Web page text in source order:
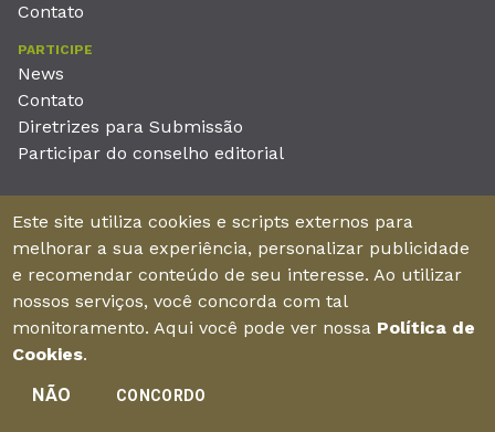
Contato
PARTICIPE
News
Contato
Diretrizes para Submissão
Participar do conselho editorial
Unieducar Inteligência Educacional Ltda
CNPJ: 05.569.970/0001-26
Av. Desembargador Moreira, No. 2001 – 11º andar - Bairro
Aldeota
Fortaleza – Ceará - Brasil - CEP 60170-001
Enviar manuscrito
Este site utiliza cookies e scripts externos para
melhorar a sua experiência, personalizar publicidade
e recomendar conteúdo de seu interesse. Ao utilizar
nossos serviços, você concorda com tal
monitoramento. Aqui você pode ver nossa Política de
Cookies.
NÃO
CONCORDO